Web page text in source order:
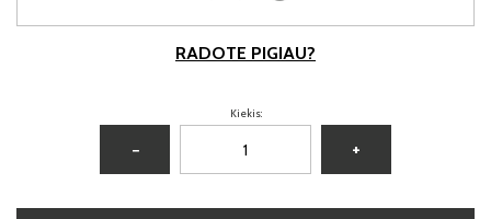
RADOTE PIGIAU?
Kiekis:
− +